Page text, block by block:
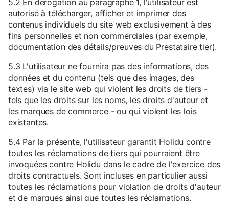
5.2 En dérogation au paragraphe 1, l'utilisateur est
autorisé à télécharger, afficher et imprimer des
contenus individuels du site web exclusivement à des
fins personnelles et non commerciales (par exemple,
documentation des détails/preuves du Prestataire tier).
5.3 L'utilisateur ne fournira pas des informations, des
données et du contenu (tels que des images, des
textes) via le site web qui violent les droits de tiers -
tels que les droits sur les noms, les droits d'auteur et
les marques de commerce - ou qui violent les lois
existantes.
5.4 Par la présente, l'utilisateur garantit Holidu contre
toutes les réclamations de tiers qui pourraient être
invoquées contre Holidu dans le cadre de l'exercice des
droits contractuels. Sont incluses en particulier aussi
toutes les réclamations pour violation de droits d'auteur
et de marques ainsi que toutes les réclamations,